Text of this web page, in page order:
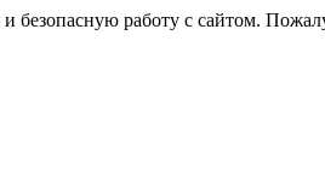
безопасную работу с сайтом.